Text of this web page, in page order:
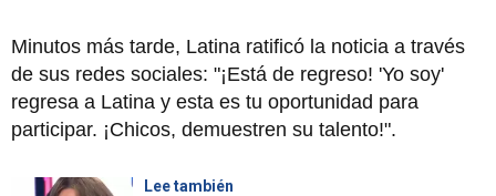
Minutos más tarde, Latina ratificó la noticia a través
de sus redes sociales: "¡Está de regreso! 'Yo soy'
regresa a Latina y esta es tu oportunidad para
participar. ¡Chicos, demuestren su talento!".
Lee también